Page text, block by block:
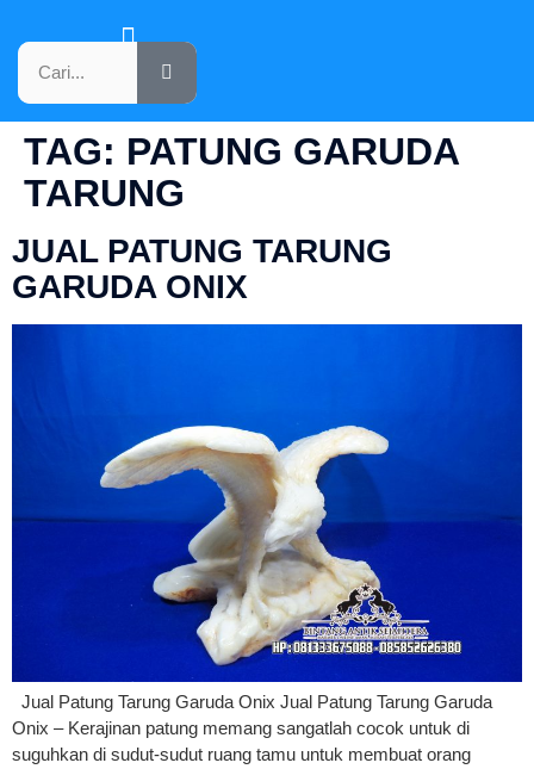
TAG: PATUNG GARUDA
TARUNG
JUAL PATUNG TARUNG
GARUDA ONIX
Jual Patung Tarung Garuda Onix Jual Patung Tarung Garuda
Onix – Kerajinan patung memang sangatlah cocok untuk di
suguhkan di sudut-sudut ruang tamu untuk membuat orang